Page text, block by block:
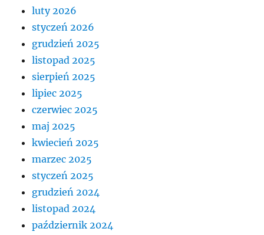
luty 2026
styczeń 2026
grudzień 2025
listopad 2025
sierpień 2025
lipiec 2025
czerwiec 2025
maj 2025
kwiecień 2025
marzec 2025
styczeń 2025
grudzień 2024
listopad 2024
październik 2024